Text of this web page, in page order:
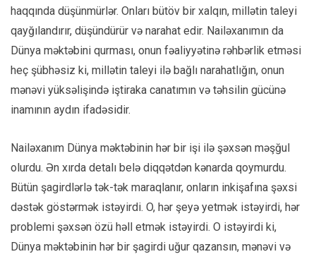
haqqında düşünmürlər. Onları bütöv bir xalqın, millətin taleyi
qayğılandırır, düşündürür və narahat edir. Nailəxanımın da
Dünya məktəbini qurması, onun fəaliyyətinə rəhbərlik etməsi
heç şübhəsiz ki, millətin taleyi ilə bağlı narahatlığın, onun
mənəvi yüksəlişində iştiraka canatımın və təhsilin gücünə
inamının aydın ifadəsidir.
Nailəxanım Dünya məktəbinin hər bir işi ilə şəxsən məşğul
olurdu. Ən xırda detalı belə diqqətdən kənarda qoymurdu.
Bütün şagirdlərlə tək-tək maraqlanır, onların inkişafına şəxsi
dəstək göstərmək istəyirdi. O, hər şeyə yetmək istəyirdi, hər
problemi şəxsən özü həll etmək istəyirdi. O istəyirdi ki,
Dünya məktəbinin hər bir şagirdi uğur qazansın, mənəvi və